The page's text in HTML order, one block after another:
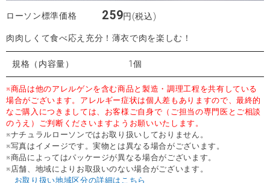
ローソン標準価格 259円(税込)
肉肉しくて食べ応え充分！薄衣で肉を楽しむ！
規格（内容量） 1個
※商品は他のアレルゲンを含む商品と製造・調理工程を共有している
場合がございます。アレルギー症状は個人差もありますので、最終的
なご購入につきましては、お客様ご自身で（ご担当の専門医とご相談
のうえ）ご判断くださいますようお願いいたします。
※ナチュラルローソンではお取り扱いしておりません。
※写真はイメージです。実物とは異なる場合がございます。
※商品によってはパッケージが異なる場合がございます。
※店舗、地域によりお取扱いのない場合がございます。
お取り扱い地域区分の詳細はこちら